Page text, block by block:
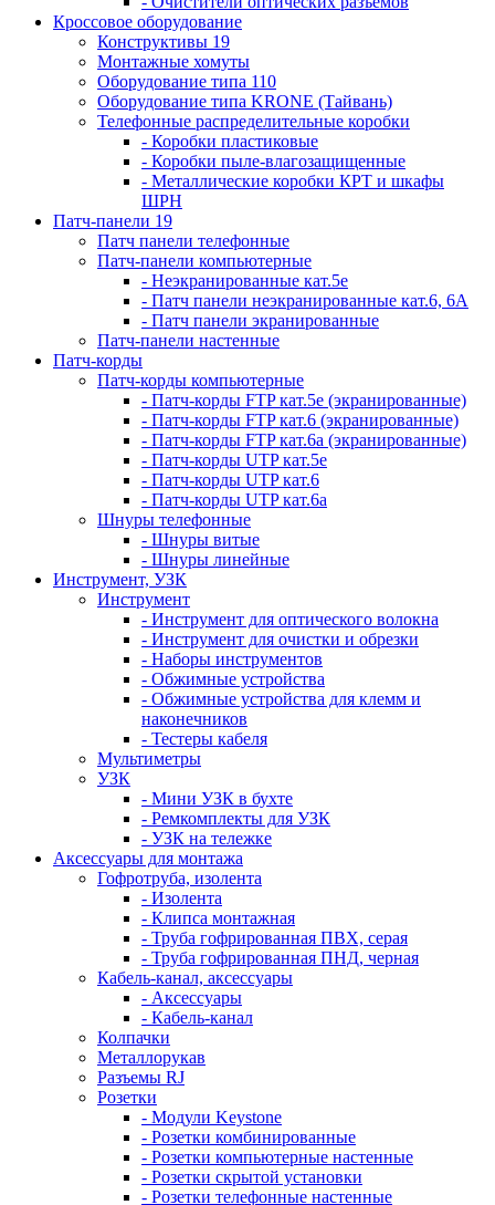
Кроссовое оборудование
Конструктивы 19
Монтажные хомуты
Оборудование типа 110
Оборудование типа KRONE (Тайвань)
Телефонные распределительные коробки
- Коробки пластиковые
- Коробки пыле-влагозащищенные
- Металлические коробки КРТ и шкафы
ШРН
Патч-панели 19
Патч панели телефонные
Патч-панели компьютерные
- Неэкранированные кат.5е
- Патч панели неэкранированные кат.6, 6А
- Патч панели экранированные
Патч-панели настенные
Патч-корды
Патч-корды компьютерные
- Патч-корды FTP кат.5е (экранированные)
- Патч-корды FTP кат.6 (экранированные)
- Патч-корды FTP кат.6а (экранированные)
- Патч-корды UTP кат.5е
- Патч-корды UTP кат.6
- Патч-корды UTP кат.6а
Шнуры телефонные
- Шнуры витые
- Шнуры линейные
Инструмент, УЗК
Инструмент
- Инструмент для оптического волокна
- Инструмент для очистки и обрезки
- Наборы инструментов
- Обжимные устройства
- Обжимные устройства для клемм и
наконечников
- Тестеры кабеля
Мультиметры
УЗК
- Мини УЗК в бухте
- Ремкомплекты для УЗК
- УЗК на тележке
Аксессуары для монтажа
Гофротруба, изолента
- Изолента
- Клипса монтажная
- Труба гофрированная ПВХ, серая
- Труба гофрированная ПНД, черная
Кабель-канал, аксессуары
- Аксессуары
- Кабель-канал
Колпачки
Металлорукав
Разъемы RJ
Розетки
- Модули Keystone
- Розетки комбинированные
- Розетки компьютерные настенные
- Розетки скрытой установки
- Розетки телефонные настенные